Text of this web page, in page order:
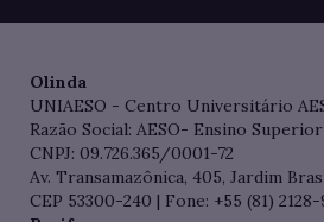
Olinda
UNIAESO - Centro Universitário
Razão Social: AESO- Ensino
CNPJ: 09.726.365/0001-72
Av. Transamazônica, 405, Jardim
CEP 53300-240 | Fone: +55 (81) 2128-